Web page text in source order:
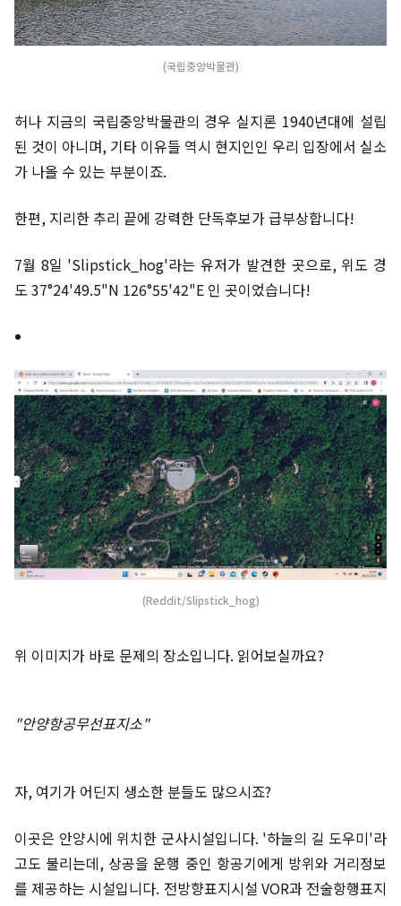
(국립중앙박물관)
허나 지금의 국립중앙박물관의 경우 실지론 1940년대에 설립
된 것이 아니며, 기타 이유들 역시 현지인인 우리 입장에서 실소
가 나올 수 있는 부분이죠.
한편, 지리한 추리 끝에 강력한 단독후보가 급부상합니다!
7월 8일 'Slipstick_hog'라는 유저가 발견한 곳으로, 위도 경
도 37°24'49.5"N 126°55'42"E 인 곳이었습니다!
(Reddit/Slipstick_hog)
위 이미지가 바로 문제의 장소입니다. 읽어보실까요?
"안양항공무선표지소"
자, 여기가 어딘지 생소한 분들도 많으시죠?
이곳은 안양시에 위치한 군사시설입니다. '하늘의 길 도우미'라
고도 불리는데, 상공을 운행 중인 항공기에게 방위와 거리정보
를 제공하는 시설입니다. 전방향표지시설 VOR과 전술항행표지